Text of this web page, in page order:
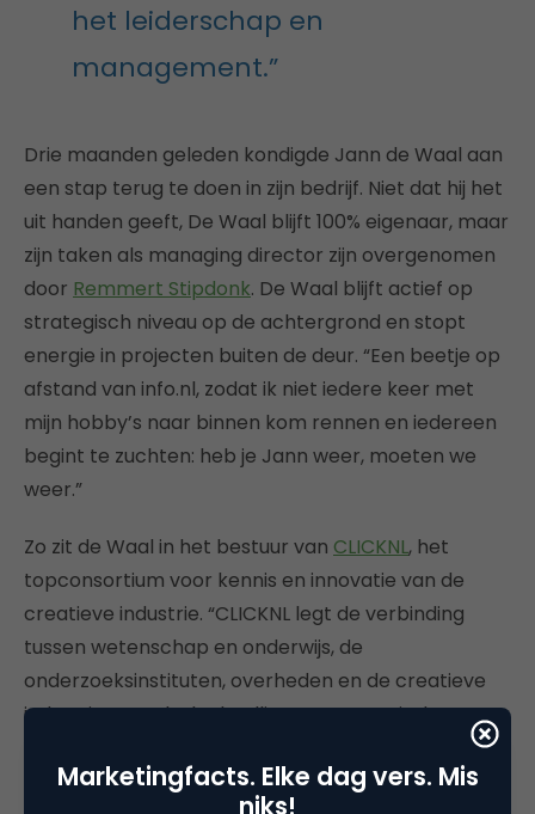
het leiderschap en
management.”
Drie maanden geleden kondigde Jann de Waal aan
een stap terug te doen in zijn bedrijf. Niet dat hij het
uit handen geeft, De Waal blijft 100% eigenaar, maar
zijn taken als managing director zijn overgenomen
door Remmert Stipdonk. De Waal blijft actief op
strategisch niveau op de achtergrond en stopt
energie in projecten buiten de deur. “Een beetje op
afstand van info.nl, zodat ik niet iedere keer met
mijn hobby’s naar binnen kom rennen en iedereen
begint te zuchten: heb je Jann weer, moeten we
weer.”
Zo zit de Waal in het bestuur van CLICKNL, het
topconsortium voor kennis en innovatie van de
creatieve industrie. “CLICKNL legt de verbinding
tussen wetenschap en onderwijs, de
onderzoeksinstituten, overheden en de creatieve
industrie met als doelstelling om meer uit de
creatieve industrie te halen en te laten renderen
voor de Nederlandse economie en maatschappij.
Marketingfacts. Elke dag vers. Mis
niks!